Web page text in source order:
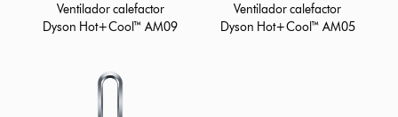
Ventilador calefactor
Dyson Hot+Cool™ AM09
Ventilador calefactor
Dyson Hot+Cool™ AM05